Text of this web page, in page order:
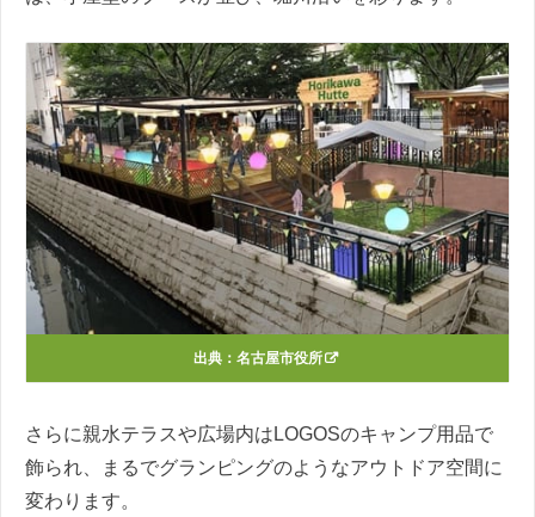
出典： 名古屋市役所
さらに親水テラスや広場内はLOGOSのキャンプ用品で
飾られ、まるでグランピングのようなアウトドア空間に
変わります。